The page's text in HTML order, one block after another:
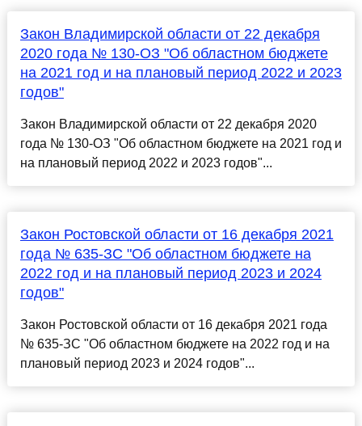
Закон Владимирской области от 22 декабря
2020 года № 130-ОЗ "Об областном бюджете
на 2021 год и на плановый период 2022 и 2023
годов"
Закон Владимирской области от 22 декабря 2020
года № 130-ОЗ "Об областном бюджете на 2021 год и
на плановый период 2022 и 2023 годов"...
Закон Ростовской области от 16 декабря 2021
года № 635-ЗС "Об областном бюджете на
2022 год и на плановый период 2023 и 2024
годов"
Закон Ростовской области от 16 декабря 2021 года
№ 635-ЗС "Об областном бюджете на 2022 год и на
плановый период 2023 и 2024 годов"...